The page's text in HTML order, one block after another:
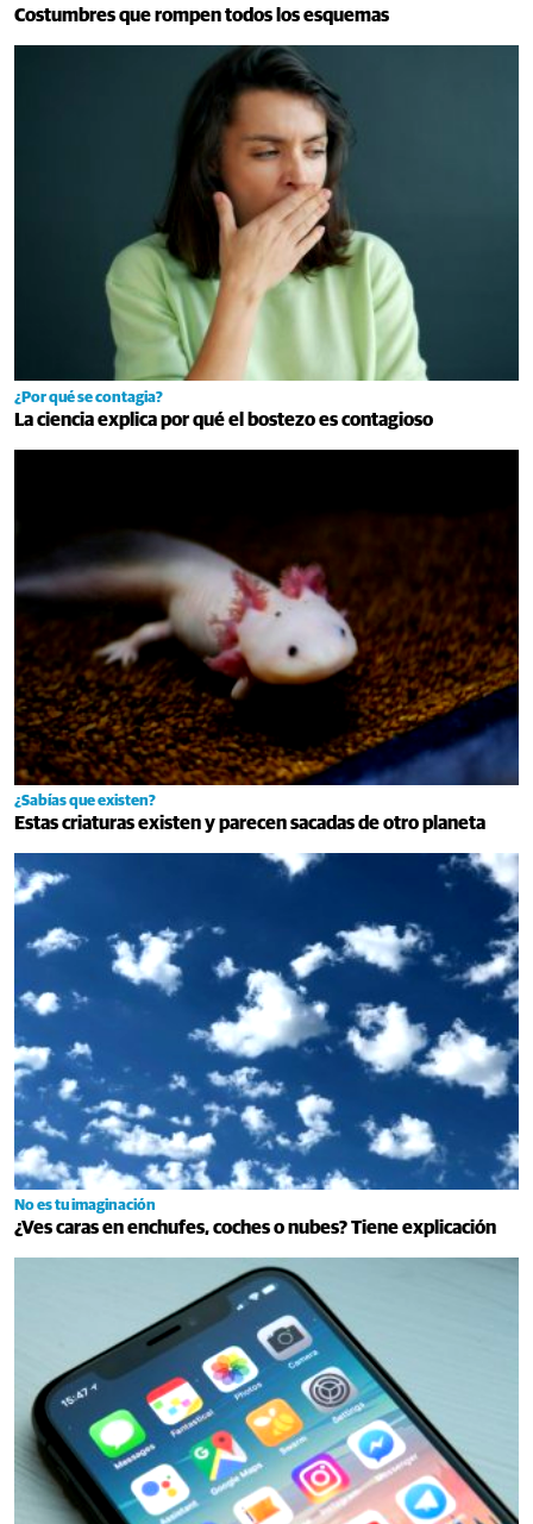
Costumbres que rompen todos los esquemas
¿Por qué se contagia?
La ciencia explica por qué el bostezo es contagioso
¿Sabías que existen?
Estas criaturas existen y parecen sacadas de otro planeta
No es tu imaginación
¿Ves caras en enchufes, coches o nubes? Tiene explicación